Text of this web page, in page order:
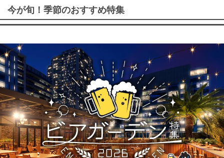
今が旬！季節のおすすめ特集